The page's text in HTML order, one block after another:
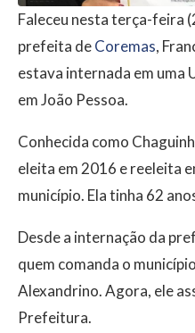
Faleceu nesta terça-feira
prefeita deCoremas,
estava internada em uma
em João Pessoa.
Conhecida como
eleita em 2016 e reeleita
município. Ela tinha 62
Desde a internação da
quem comanda o
Alexandrino. Agora, ele
Prefeitura.